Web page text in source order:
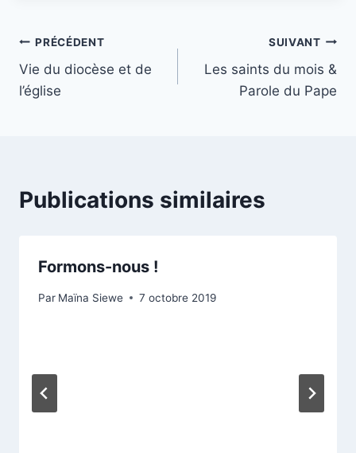
Navigation
de
PRÉCÉDENT
Vie du diocèse et de
l’église
SUIVANT
Les saints du mois &
Parole du Pape
Publications similaires
Formons-nous !
Par Maïna Siewe 7 octobre 2019